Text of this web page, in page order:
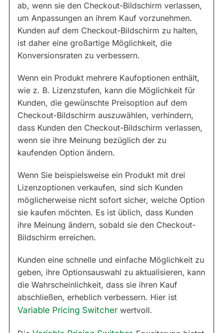
ab, wenn sie den Checkout-Bildschirm verlassen,
um Anpassungen an ihrem Kauf vorzunehmen.
Kunden auf dem Checkout-Bildschirm zu halten,
ist daher eine großartige Möglichkeit, die
Konversionsraten zu verbessern.
Wenn ein Produkt mehrere Kaufoptionen enthält,
wie z. B. Lizenzstufen, kann die Möglichkeit für
Kunden, die gewünschte Preisoption auf dem
Checkout-Bildschirm auszuwählen, verhindern,
dass Kunden den Checkout-Bildschirm verlassen,
wenn sie ihre Meinung bezüglich der zu
kaufenden Option ändern.
Wenn Sie beispielsweise ein Produkt mit drei
Lizenzoptionen verkaufen, sind sich Kunden
möglicherweise nicht sofort sicher, welche Option
sie kaufen möchten. Es ist üblich, dass Kunden
ihre Meinung ändern, sobald sie den Checkout-
Bildschirm erreichen.
Kunden eine schnelle und einfache Möglichkeit zu
geben, ihre Optionsauswahl zu aktualisieren, kann
die Wahrscheinlichkeit, dass sie ihren Kauf
abschließen, erheblich verbessern. Hier ist
Variable Pricing Switcher wertvoll.